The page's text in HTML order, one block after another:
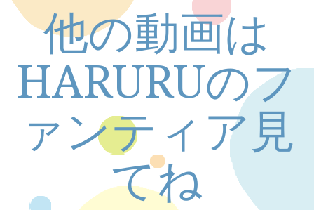
他の動画は
HARURUのフ
ァンティア見
てね